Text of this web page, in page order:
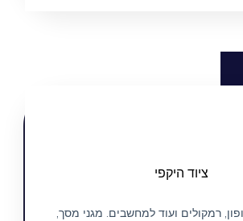
ציוד היקפי
רמקולים ועוד למחשבים. מגני מסך,